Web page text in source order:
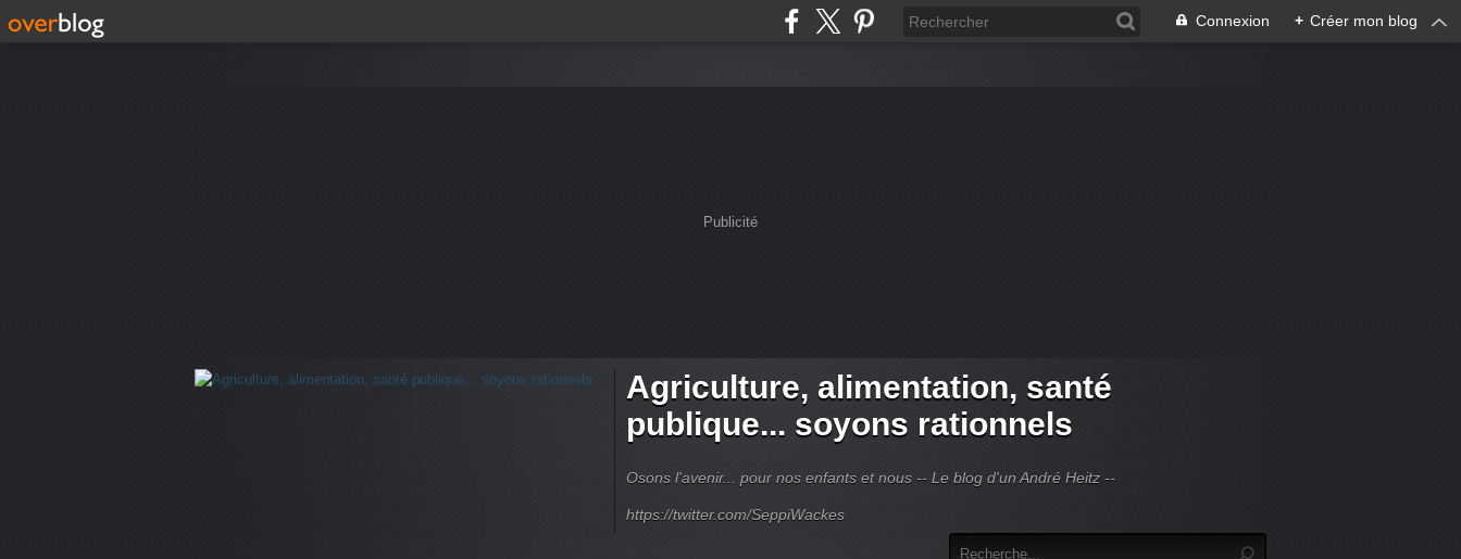
Connexion + Créer mon blog
Publicité
Agriculture, alimentation, santé
publique... soyons rationnels
Osons l'avenir... pour nos enfants et nous -- Le blog d'un André Heitz --
https://twitter.com/SeppiWackes